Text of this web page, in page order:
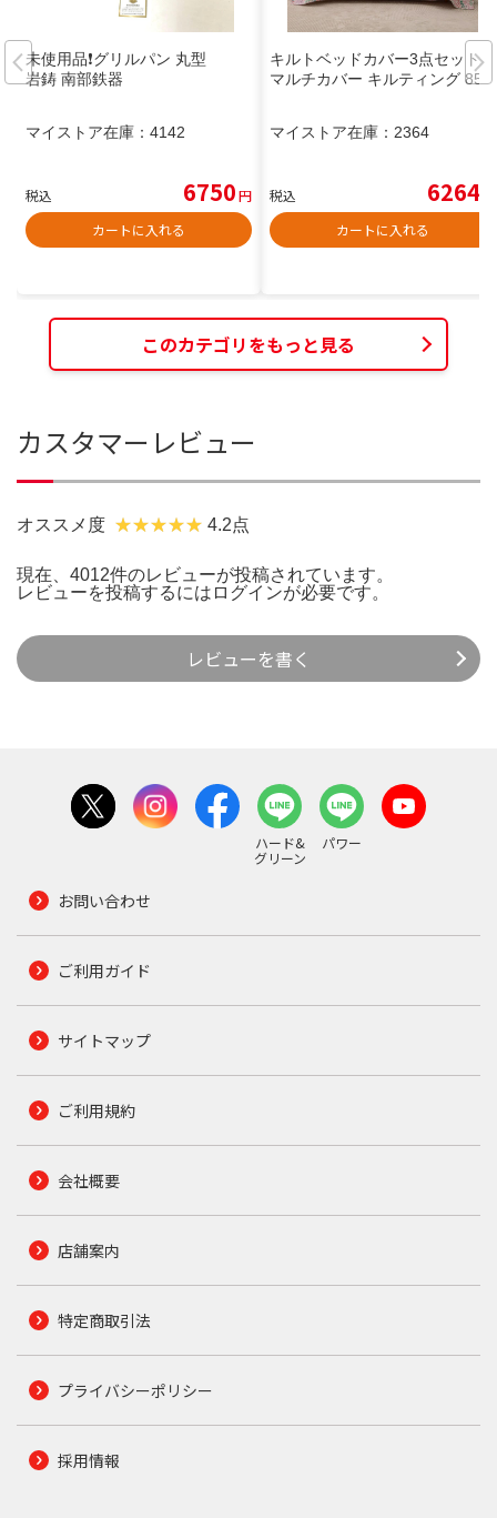
未使用品❗️グリルパン 丸型
岩鋳 南部鉄器
マイストア在庫： 4142
税込 6750円
カートに入れる
キルトベッドカバー3点セット綿
マルチカバー キルティング 858
マイストア在庫： 2364
税込 6264
カートに入れる
このカテゴリをもっと見る
カスタマーレビュー
オススメ度 4.2点
現在、4012件のレビューが投稿されています。
レビューを投稿するには ログインが必要です。
レビューを書く
ハード&
グリーン
パワー
お問い合わせ
ご利用ガイド
サイトマップ
ご利用規約
会社概要
店舗案内
特定商取引法
プライバシーポリシー
採用情報